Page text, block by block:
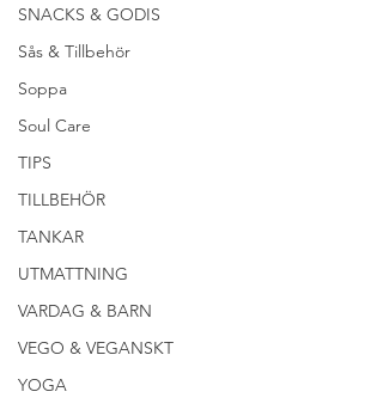
SNACKS & GODIS
Sås & Tillbehör
Soppa
Soul Care
TIPS
TILLBEHÖR
TANKAR
UTMATTNING
VARDAG & BARN
VEGO & VEGANSKT
YOGA